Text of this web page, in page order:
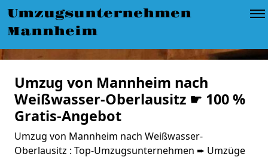
Umzugsunternehmen
Mannheim
Umzug von Mannheim nach
Weißwasser-Oberlausitz ☛ 100 %
Gratis-Angebot
Umzug von Mannheim nach Weißwasser-
Oberlausitz : Top-Umzugsunternehmen ➨ Umzüge